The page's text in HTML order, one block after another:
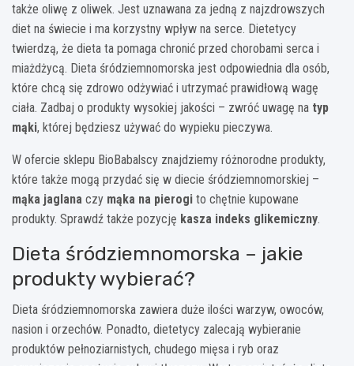
także oliwę z oliwek. Jest uznawana za jedną z najzdrowszych
diet na świecie i ma korzystny wpływ na serce. Dietetycy
twierdzą, że dieta ta pomaga chronić przed chorobami serca i
miażdżycą. Dieta śródziemnomorska jest odpowiednia dla osób,
które chcą się zdrowo odżywiać i utrzymać prawidłową wagę
ciała. Zadbaj o produkty wysokiej jakości – zwróć uwagę na typ
mąki, której będziesz używać do wypieku pieczywa.
W ofercie sklepu BioBabalscy znajdziemy różnorodne produkty,
które także mogą przydać się w diecie śródziemnomorskiej –
mąka jaglana czy mąka na pierogi to chętnie kupowane
produkty. Sprawdź także pozycję kasza indeks glikemiczny.
Dieta śródziemnomorska – jakie
produkty wybierać?
Dieta śródziemnomorska zawiera duże ilości warzyw, owoców,
nasion i orzechów. Ponadto, dietetycy zalecają wybieranie
produktów pełnoziarnistych, chudego mięsa i ryb oraz